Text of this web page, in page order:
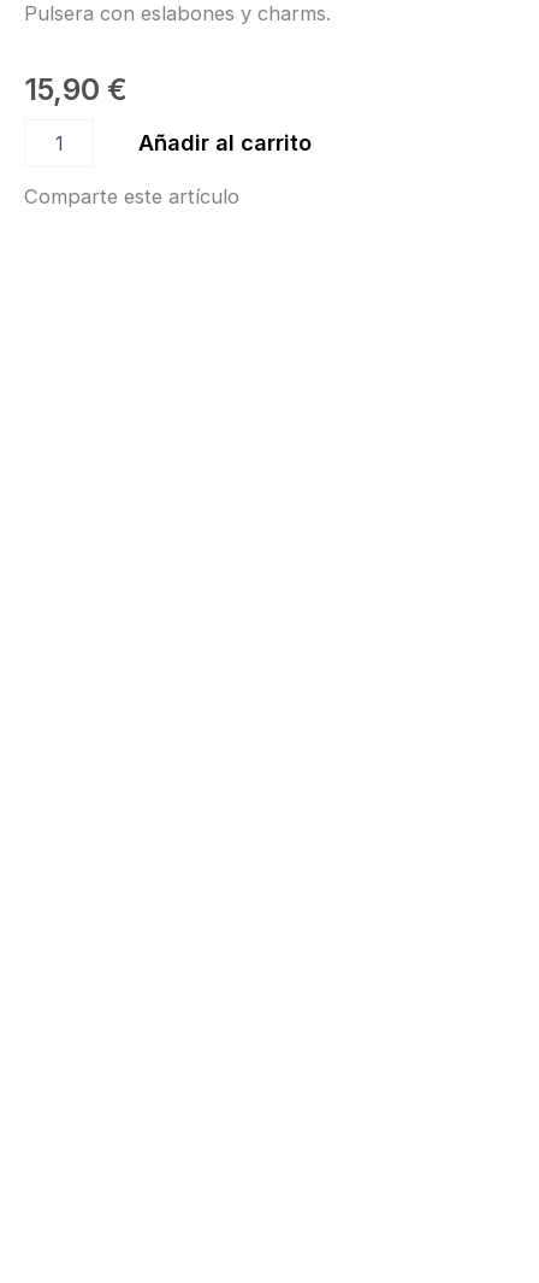
Pulsera con eslabones y charms.
15,90 €
Cadena
cantidad
Añadir al carrito
Comparte este artículo